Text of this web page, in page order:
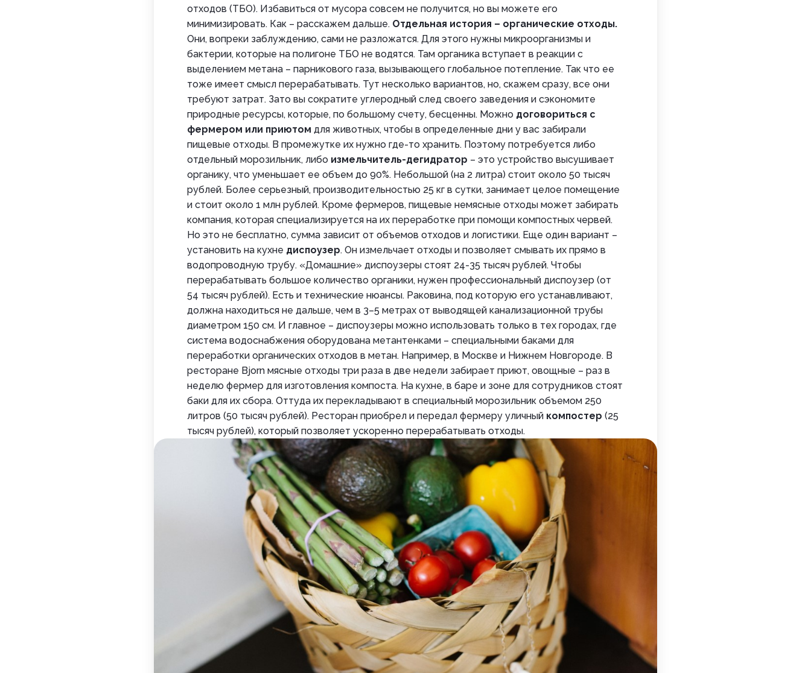
отходов (ТБО). Избавиться от мусора совсем не получится, но вы можете его
минимизировать. Как – расскажем дальше. Отдельная история – органические отходы.
Они, вопреки заблуждению, сами не разложатся. Для этого нужны микроорганизмы и
бактерии, которые на полигоне ТБО не водятся. Там органика вступает в реакции с
выделением метана – парникового газа, вызывающего глобальное потепление. Так что ее
тоже имеет смысл перерабатывать. Тут несколько вариантов, но, скажем сразу, все они
требуют затрат. Зато вы сократите углеродный след своего заведения и сэкономите
природные ресурсы, которые, по большому счету, бесценны. Можно договориться с
фермером или приютом для животных, чтобы в определенные дни у вас забирали
пищевые отходы. В промежутке их нужно где-то хранить. Поэтому потребуется либо
отдельный морозильник, либо измельчитель-дегидратор – это устройство высушивает
органику, что уменьшает ее объем до 90%. Небольшой (на 2 литра) стоит около 50 тысяч
рублей. Более серьезный, производительностью 25 кг в сутки, занимает целое помещение
и стоит около 1 млн рублей. Кроме фермеров, пищевые немясные отходы может забирать
компания, которая специализируется на их переработке при помощи компостных червей.
Но это не бесплатно, сумма зависит от объемов отходов и логистики. Еще один вариант –
установить на кухне диспоузер. Он измельчает отходы и позволяет смывать их прямо в
водопроводную трубу. «Домашние» диспоузеры стоят 24-35 тысяч рублей. Чтобы
перерабатывать большое количество органики, нужен профессиональный диспоузер (от
54 тысяч рублей). Есть и технические нюансы. Раковина, под которую его устанавливают,
должна находиться не дальше, чем в 3–5 метрах от выводящей канализационной трубы
диаметром 150 см. И главное – диспоузеры можно использовать только в тех городах, где
система водоснабжения оборудована метантенками – специальными баками для
переработки органических отходов в метан. Например, в Москве и Нижнем Новгороде. В
ресторане Bjorn мясные отходы три раза в две недели забирает приют, овощные – раз в
неделю фермер для изготовления компоста. На кухне, в баре и зоне для сотрудников стоят
баки для их сбора. Оттуда их перекладывают в специальный морозильник объемом 250
литров (50 тысяч рублей). Ресторан приобрел и передал фермеру уличный компостер (25
тысяч рублей), который позволяет ускоренно перерабатывать отходы.